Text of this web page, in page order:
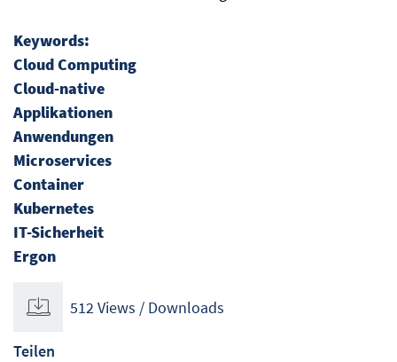
Keywords:
Cloud Computing
Cloud-native
Applikationen
Anwendungen
Microservices
Container
Kubernetes
IT-Sicherheit
Ergon
512 Views / Downloads
Teilen